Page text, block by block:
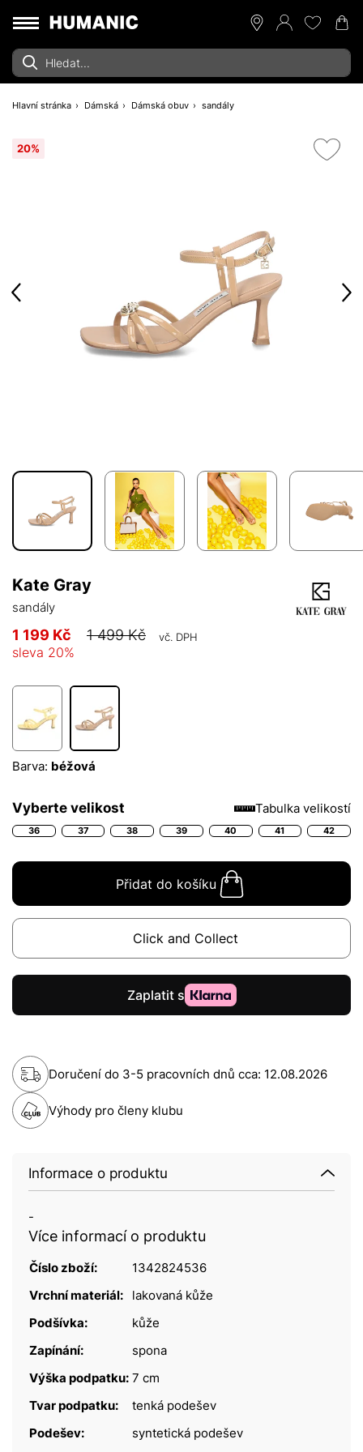
Hlavní stránka Dámská Dámská obuv sandály
20%
Kate Gray
sandály
1 199 Kč 1 499 Kč vč. DPH
sleva 20%
Barva: béžová
Vyberte velikost Tabulka velikostí
36 37 38 39 40 41 42
Přidat do košíku
Click and Collect
Doručení do 3-5 pracovních dnů cca: 12.08.2026
Výhody pro členy klubu
Informace o produktu
-
Více informací o produktu
Číslo zboží:
1342824536
Vrchní materiál:
lakovaná kůže
Podšívka:
kůže
Zapínání:
spona
Výška podpatku: 7 cm
Tvar podpatku:
tenká podešev
Podešev:
syntetická podešev